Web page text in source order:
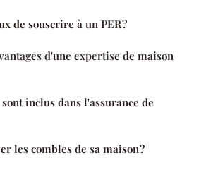
de souscrire à un PER ?
d'une expertise de maison
inclus dans l'assurance de
les combles de sa maison ?